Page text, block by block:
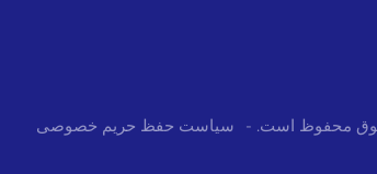
محفوظ است. - سیاست حفظ حریم خصوصی